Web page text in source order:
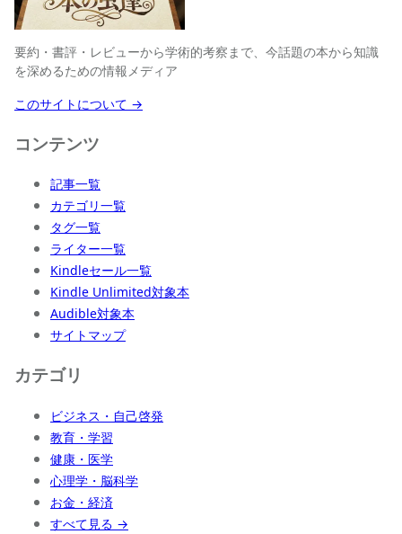
要約・書評・レビューから学術的考察まで、今話題の本から知識
を深めるための情報メディア
このサイトについて →
コンテンツ
記事一覧
カテゴリ一覧
タグ一覧
ライター一覧
Kindleセール一覧
Kindle Unlimited対象本
Audible対象本
サイトマップ
カテゴリ
ビジネス・自己啓発
教育・学習
健康・医学
心理学・脳科学
お金・経済
すべて見る →